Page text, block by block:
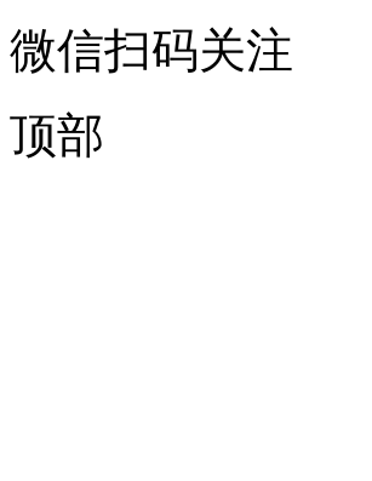
微信扫码关注
顶部